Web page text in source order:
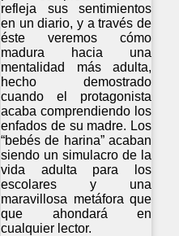
refleja sus sentimientos
en un diario, y a través de
éste veremos cómo
madura hacia una
mentalidad más adulta,
hecho demostrado
cuando el protagonista
acaba comprendiendo los
enfados de su madre. Los
“bebés de harina” acaban
siendo un simulacro de la
vida adulta para los
escolares y una
maravillosa metáfora que
que ahondará en
cualquier lector.